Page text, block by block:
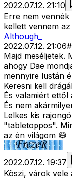
2022.07.12. 21:10
Erre nem vennék
kellett vennem
Although_
2022.07.12. 21:06#
Majd meséljetek.
ahogy Dae
mennyire lustán
Keresni kell
És valamiért ettől
És nem
Lelkes kis
"tabletoppos".
az én világom 😄
2022.07.12. 19:37
Köszi, várok vele